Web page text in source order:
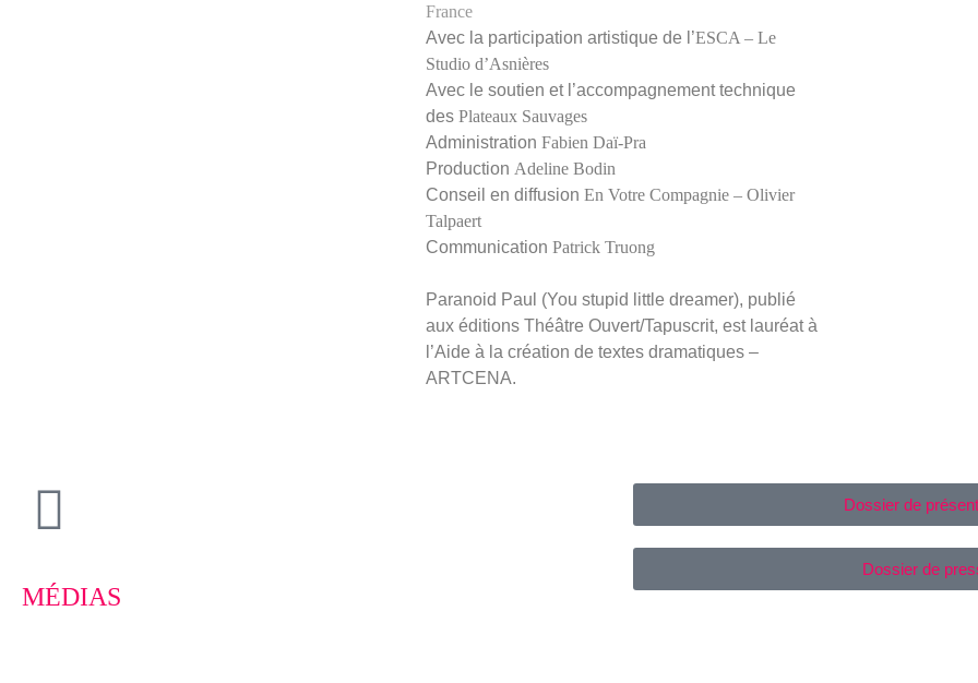
France
Avec la participation artistique de l’ESCA – Le
Studio d’Asnières
Avec le soutien et l’accompagnement technique
desPlateaux Sauvages
Administration Fabien Daï-Pra
Production Adeline Bodin
Conseil en diffusion En Votre Compagnie – Olivier
Talpaert
Communication Patrick Truong
Paranoid Paul (You stupid little dreamer), publié
aux éditions Théâtre Ouvert/Tapuscrit, est lauréat à
l’Aide à la création de textes dramatiques –
ARTCENA.
MÉDIAS
Dossier de
Dossier de